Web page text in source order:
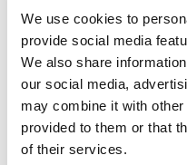
We use cookies to
provide social media
We also share
our social media,
may combine it with
provided to them or that
of their services.
Toggle features
Alle funktioner
Toggle
Tekniske
Toggle guides and
Instruktioner